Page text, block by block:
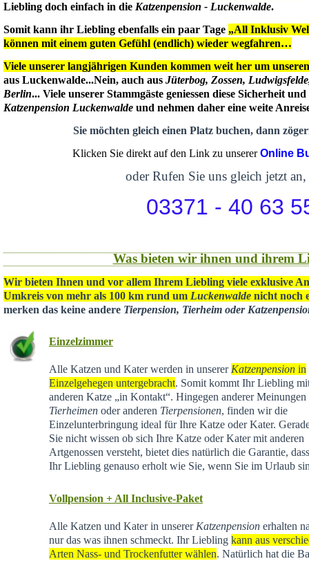
Liebling doch einfach in die Katzenpension - Luckenwalde.
Somit kann ihr Liebling ebenfalls ein paar Tage „All Inklusiv
können mit einem guten Gefühl (endlich) wieder wegfahren…
Viele unserer langjährigen Kunden kommen weit her um
aus Luckenwalde...Nein, auch aus Jüterbog, Zossen,
Berlin... Viele unserer Stammgäste geniessen diese Sicherheit
Katzenpension Luckenwalde und nehmen daher eine weite
Sie möchten gleich einen Platz buchen, dann
Klicken Sie direkt auf den Link zu unsererOnline
oder Rufen Sie uns gleich jetzt an,
03371 - 40 63
Was bieten wir ihnen und ihrem
Wir bieten Ihnen und vor allem Ihrem Liebling viele exklusive
Umkreis von mehr als 100 km rund um Luckenwalde nicht noch
merken das keine andere Tierpension, Tierheim oder
Einzelzimmer
Alle Katzen und Kater werden in unserer Katzenpensionin
Einzelgehegen untergebracht. Somit kommt Ihr Liebling
anderen Katze „in Kontakt“. Hingegen anderer Meinungen
Tierheimenoder anderen Tierpensionen, finden wir die
Einzelunterbringung ideal für Ihre Katze oder Kater.
Sie nicht wissen ob sich Ihre Katze oder Kater mit anderen
Artgenossen versteht, bietet dies natürlich die Garantie,
Ihr Liebling genauso erholt wie Sie, wenn Sie im Urlaub
Vollpension + All Inclusive-Paket
Alle Katzen und Kater in unserer Katzenpensionerhalten
nur das was ihnen schmeckt. Ihr Liebling kann aus
Arten Nass- und Trockenfutter wählen. Natürlich hat die